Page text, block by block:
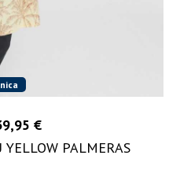
€
PALMERAS